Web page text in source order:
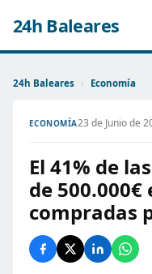
24h Baleares
24h Baleares › Economía
ECONOMÍA23 de Junio de
El 41% de
de 500.000€
compradas